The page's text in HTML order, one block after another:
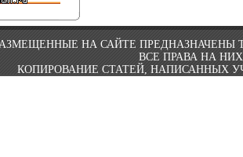
НА САЙТЕ ПРЕДНАЗНАЧЕНЫ
ВСЕ ПРАВА НА
КОПИРОВАНИЕ СТАТЕЙ, НАПИСАННЫХ